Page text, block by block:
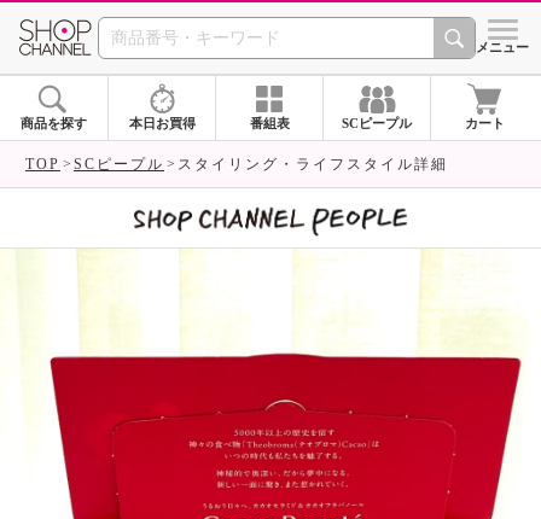
SHOP CHANNEL シメニュー
商品を探す 本日お買得 番組表 SCピープル カート
TOP SCピープル スタイリング・ライフスタイル詳細